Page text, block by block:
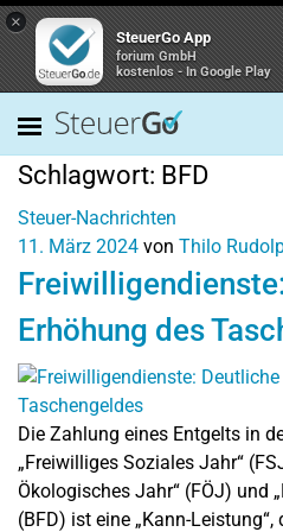
×
SteuerGo App
forium GmbH
kostenlos - In Google Play
Schlagwort: BFD
Steuer-Nachrichten
11. März 2024 von Thilo
Erhöhung des
Die Zahlung eines Entgelts in
„Freiwilliges Soziales Jahr“
Ökologisches Jahr“ (FÖJ) und
(BFD) ist eine „Kann-